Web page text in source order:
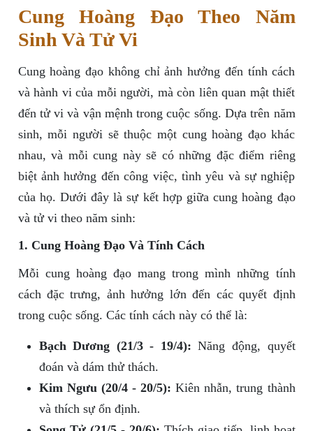
Cung Hoàng Đạo Theo Năm
Sinh Và Tử Vi
Cung hoàng đạo không chỉ ảnh hưởng đến tính cách
và hành vi của mỗi người, mà còn liên quan mật thiết
đến tử vi và vận mệnh trong cuộc sống. Dựa trên năm
sinh, mỗi người sẽ thuộc một cung hoàng đạo khác
nhau, và mỗi cung này sẽ có những đặc điểm riêng
biệt ảnh hưởng đến công việc, tình yêu và sự nghiệp
của họ. Dưới đây là sự kết hợp giữa cung hoàng đạo
và tử vi theo năm sinh:
1. Cung Hoàng Đạo Và Tính Cách
Mỗi cung hoàng đạo mang trong mình những tính
cách đặc trưng, ảnh hưởng lớn đến các quyết định
trong cuộc sống. Các tính cách này có thể là:
Bạch Dương (21/3 - 19/4): Năng động, quyết
đoán và dám thử thách.
Kim Ngưu (20/4 - 20/5): Kiên nhẫn, trung thành
và thích sự ổn định.